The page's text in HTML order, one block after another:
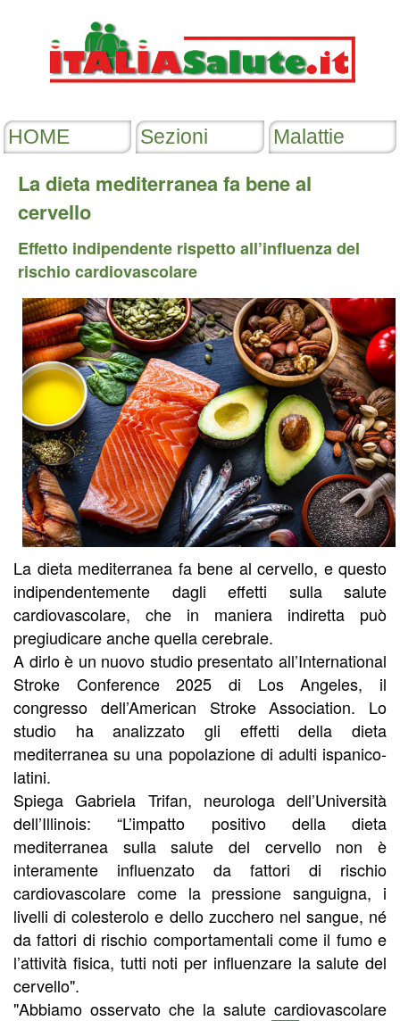
La dieta mediterranea fa bene al
cervello
Effetto indipendente rispetto all’influenza del
rischio cardiovascolare
La dieta mediterranea fa bene al cervello, e questo
indipendentemente dagli effetti sulla salute
cardiovascolare, che in maniera indiretta può
pregiudicare anche quella cerebrale.
A dirlo è un nuovo studio presentato all’International
Stroke Conference 2025 di Los Angeles, il
congresso dell’American Stroke Association. Lo
studio ha analizzato gli effetti della dieta
mediterranea su una popolazione di adulti ispanico-
latini.
Spiega Gabriela Trifan, neurologa dell’Università
dell’Illinois: “L’impatto positivo della dieta
mediterranea sulla salute del cervello non è
interamente influenzato da fattori di rischio
cardiovascolare come la pressione sanguigna, i
livelli di colesterolo e dello zucchero nel sangue, né
da fattori di rischio comportamentali come il fumo e
l’attività fisica, tutti noti per influenzare la salute del
cervello".
"Abbiamo osservato che la salute cardiovascolare